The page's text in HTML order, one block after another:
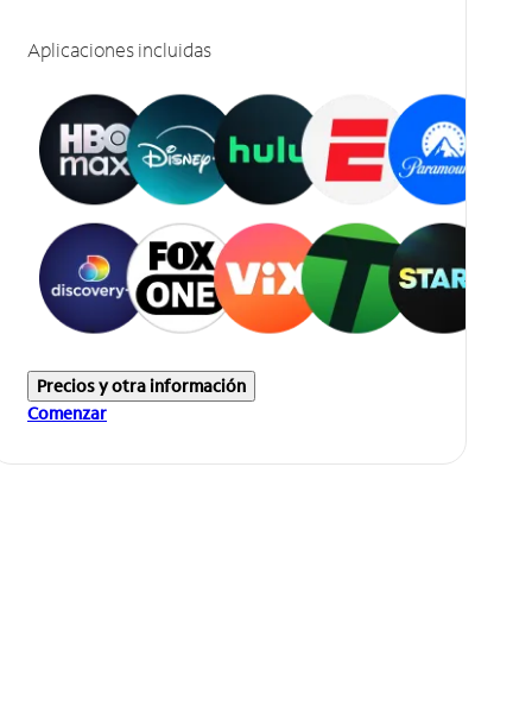
Aplicaciones incluidas
Precios y otra información
Comenzar